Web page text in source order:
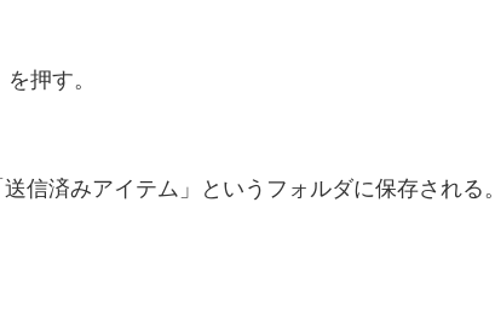
を押す。
信済みアイテム」というフォルダに保存される。